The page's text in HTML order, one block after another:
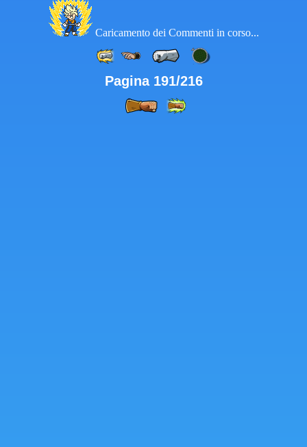
Caricamento dei Commenti in corso...
Pagina 191/216